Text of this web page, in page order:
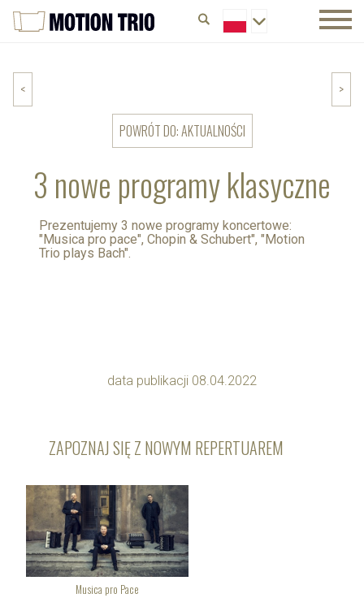
3 nowe programy klasyczne
< >
POWRÓT DO: AKTUALNOŚCI
Prezentujemy 3 nowe programy koncertowe:
"Musica pro pace", Chopin & Schubert", "Motion
Trio plays Bach".
data publikacji 08.04.2022
ZAPOZNAJ SIĘ Z NOWYM REPERTUAREM
Musica pro Pace